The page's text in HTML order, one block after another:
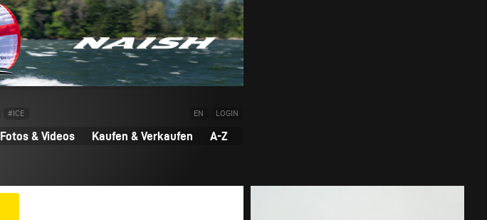
#ICE EN LOGIN
Fotos & Videos Kaufen & Verkaufen A-Z